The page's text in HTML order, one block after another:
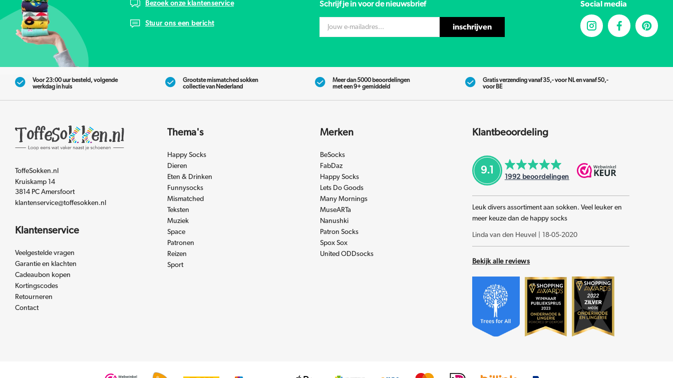
Bezoek onze klantenservice
Stuur ons een bericht
Schrijf je in voor de nieuwsbrief
inschrijven
Social media
Voor 23:00 uur besteld, volgende
werkdag in huis
Grootste mismatched sokken
collectie van Nederland
Meer dan 5000 beoordelingen
met een 9+ gemiddeld
Gratis verzending vanaf 35,- voor NL en vanaf 50,-
voor BE
ToffeSokken.nl
Kruiskamp 14
3814 PC Amersfoort
klantenservice@toffesokken.nl
Klantenservice
Veelgestelde vragen
Garantie en klachten
Cadeaubon kopen
Kortingscodes
Retourneren
Contact
Thema's
Happy Socks
Dieren
Eten & Drinken
Funnysocks
Mismatched
Teksten
Muziek
Space
Patronen
Reizen
Sport
Merken
BeSocks
FabDaz
Happy Socks
Lets Do Goods
Many Mornings
MuseARTa
Nanushki
Patron Socks
Spox Sox
United ODDsocks
Klantbeoordeling
9.1
1992beoordelingen
Leuk divers assortiment aan sokken. Veel leuker en
meer keuze dan de happy socks
Linda van den Heuvel 18-05-2020
Bekijk alle reviews